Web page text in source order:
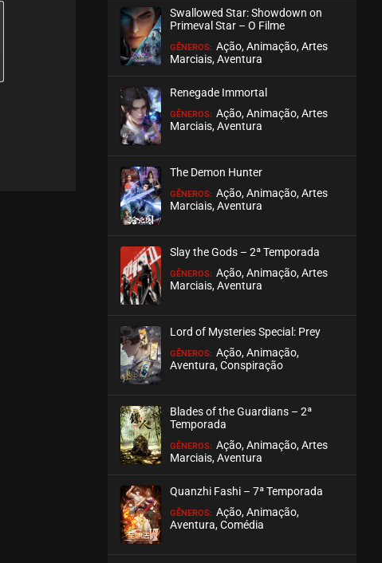
ASSISTIDO
EPISÓDIO 09
EPISÓDIO 04
Swallowed Star: Showdown on
Primeval Star – O Filme
GÊNEROS: Ação, Animação, Artes
Marciais, Aventura
Renegade Immortal
GÊNEROS: Ação, Animação, Artes
Marciais, Aventura
The Demon Hunter
GÊNEROS: Ação, Animação, Artes
Marciais, Aventura
Slay the Gods – 2ª Temporada
GÊNEROS: Ação, Animação, Artes
Marciais, Aventura
Lord of Mysteries Special: Prey
GÊNEROS: Ação, Animação,
Aventura, Conspiração
Blades of the Guardians – 2ª
Temporada
GÊNEROS: Ação, Animação, Artes
Marciais, Aventura
Quanzhi Fashi – 7ª Temporada
GÊNEROS: Ação, Animação,
Aventura, Comédia